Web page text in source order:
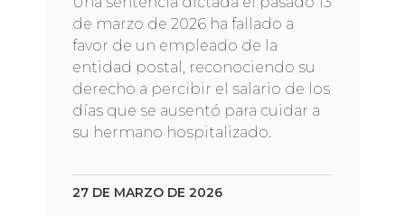
de marzo de 2026 ha fallado a
favor de un empleado de la
entidad postal, reconociendo su
derecho a percibir el salario de los
días que se ausentó para cuidar a
su hermano hospitalizado.
27 DE MARZO DE 2026